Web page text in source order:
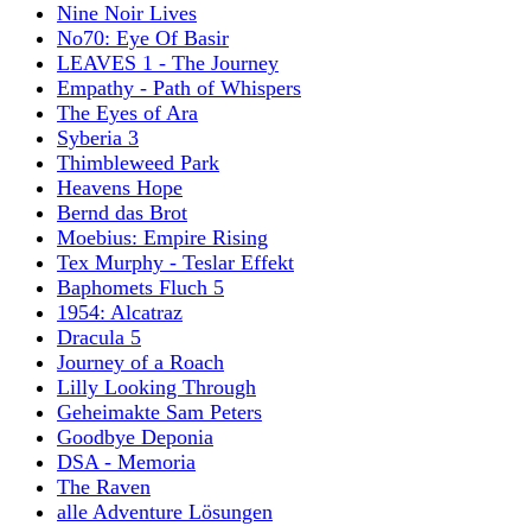
Nine Noir Lives
No70: Eye Of Basir
LEAVES 1 - The Journey
Empathy - Path of Whispers
The Eyes of Ara
Syberia 3
Thimbleweed Park
Heavens Hope
Bernd das Brot
Moebius: Empire Rising
Tex Murphy - Teslar Effekt
Baphomets Fluch 5
1954: Alcatraz
Dracula 5
Journey of a Roach
Lilly Looking Through
Geheimakte Sam Peters
Goodbye Deponia
DSA - Memoria
The Raven
alle Adventure Lösungen